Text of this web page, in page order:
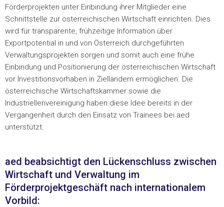
Förderprojekten unter Einbindung ihrer Mitglieder eine
Schnittstelle zur österreichischen Wirtschaft einrichten. Dies
wird für transparente, frühzeitige Information über
Exportpotential in und von Österreich durchgeführten
Verwaltungsprojekten sorgen und somit auch eine frühe
Einbindung und Positionierung der österreichischen Wirtschaft
vor Investitionsvorhaben in Zielländern ermöglichen. Die
österreichische Wirtschaftskammer sowie die
Industriellenvereinigung haben diese Idee bereits in der
Vergangenheit durch den Einsatz von Trainees bei aed
unterstützt.
aed beabsichtigt den Lückenschluss zwischen
Wirtschaft und Verwaltung im
Förderprojektgeschäft nach internationalem
Vorbild: